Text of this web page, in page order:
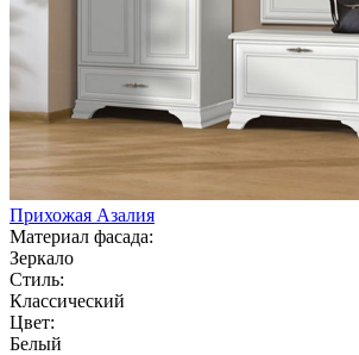
Прихожая Азалия
Материал фасада:
Зеркало
Стиль:
Классический
Цвет:
Белый